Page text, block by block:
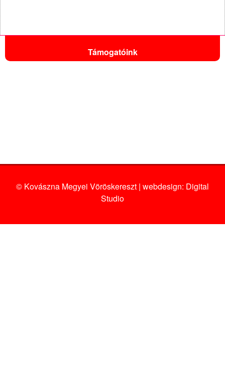
Támogatóink
© Kovászna Megyei Vöröskereszt | webdesign: Digital
Studio